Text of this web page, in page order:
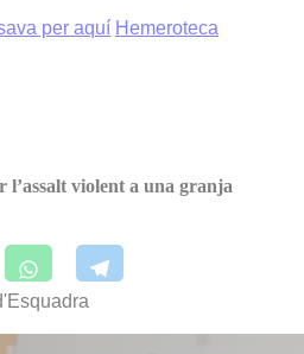
per aquí Hemeroteca
violent a una granja